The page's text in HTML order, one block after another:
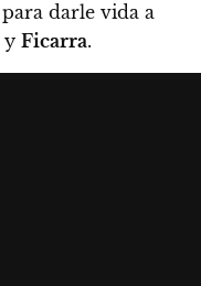
para darle vida a
y Ficarra.